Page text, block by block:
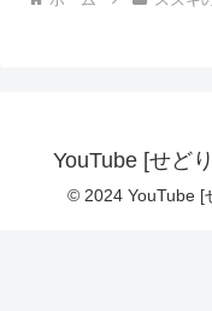
YouTube [せど
© 2024 YouTube [